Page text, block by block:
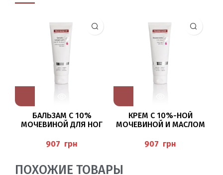
БАЛЬЗАМ С 10%
МОЧЕВИНОЙ ДЛЯ НОГ
SOFT), PEDIBAEHR
грн
КРЕМ С 10%-НОЙ
МОЧЕВИНОЙ И МАСЛОМ
(ROSE CREAM),
PEDIBAEHR
грн
ПОХОЖИЕ ТОВАРЫ